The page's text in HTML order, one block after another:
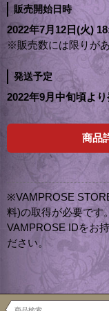
販売開始日時
2022年7月12日(火)
※販売数には限りが
発送予定
2022年9月中旬頃よ
商品
※VAMPROSE
料)の取得が必要です。
VAMPROSE IDをお
ださい。